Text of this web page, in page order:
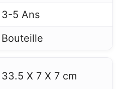
3-5 Ans
Bouteille
33.5 X 7 X 7 cm